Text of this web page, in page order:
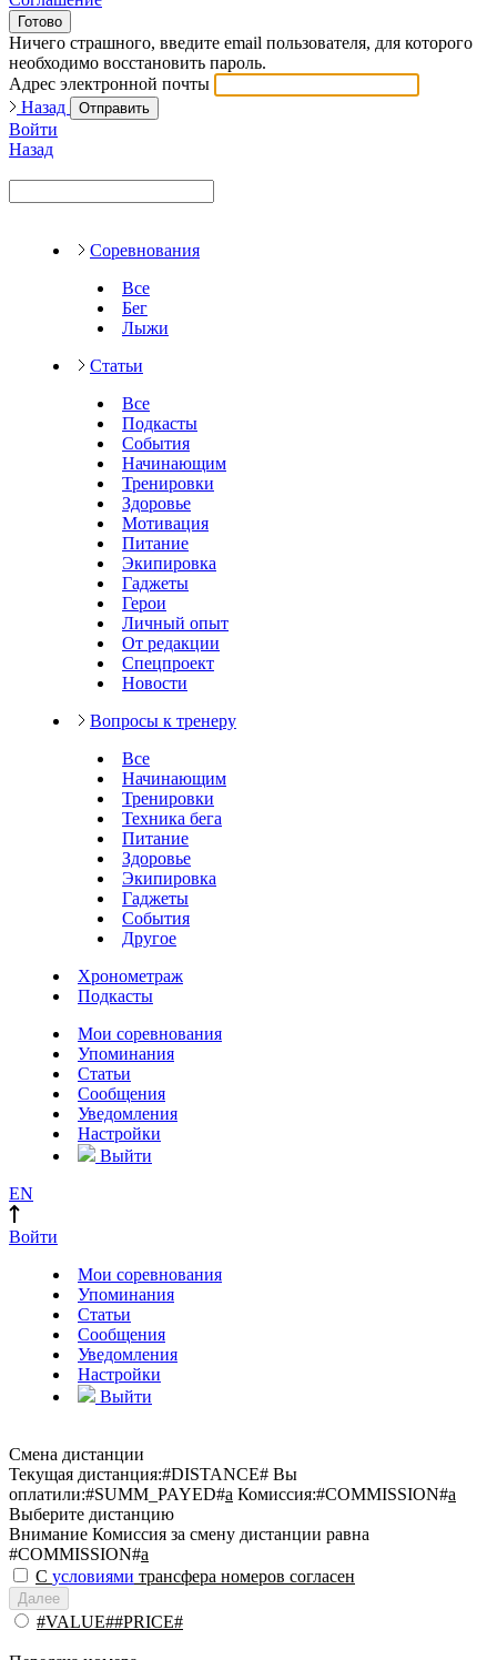
Готово
Ничего страшного, введите email пользователя, для которого
необходимо восстановить пароль.
Адрес электронной почты
Назад
Отправить
Войти
Назад
Соревнования
Все
Бег
Лыжи
Статьи
Все
Подкасты
События
Начинающим
Тренировки
Здоровье
Мотивация
Питание
Экипировка
Гаджеты
Герои
Личный опыт
От редакции
Спецпроект
Новости
Вопросы к тренеру
Все
Начинающим
Тренировки
Техника бега
Питание
Здоровье
Экипировка
Гаджеты
События
Другое
Хронометраж
Подкасты
Мои соревнования
Упоминания
Статьи
Сообщения
Уведомления
Настройки
Выйти
EN
Войти
Мои соревнования
Упоминания
Статьи
Сообщения
Уведомления
Настройки
Выйти
Смена дистанции
Текущая дистанция:#DISTANCE# Вы
оплатили:#SUMM_PAYED#a Комиссия:#COMMISSION#a
Выберите дистанцию
Внимание Комиссия за смену дистанции равна
#COMMISSION#a
С условиями трансфера номеров согласен
Далее
#VALUE##PRICE#